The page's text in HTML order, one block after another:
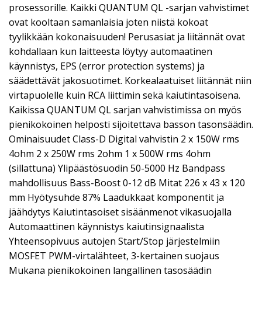
prosessorille. Kaikki QUANTUM QL -sarjan vahvistimet
ovat kooltaan samanlaisia joten niistä kokoat
tyylikkään kokonaisuuden! Perusasiat ja liitännät ovat
kohdallaan kun laitteesta löytyy automaatinen
käynnistys, EPS (error protection systems) ja
säädettävät jakosuotimet. Korkealaatuiset liitännät niin
virtapuolelle kuin RCA liittimin sekä kaiutintasoisena.
Kaikissa QUANTUM QL sarjan vahvistimissa on myös
pienikokoinen helposti sijoitettava basson tasonsäädin.
Ominaisuudet Class-D Digital vahvistin 2 x 150W rms
4ohm 2 x 250W rms 2ohm 1 x 500W rms 4ohm
(sillattuna) Ylipäästösuodin 50-5000 Hz Bandpass
mahdollisuus Bass-Boost 0-12 dB Mitat 226 x 43 x 120
mm Hyötysuhde 87% Laadukkaat komponentit ja
jäähdytys Kaiutintasoiset sisäänmenot vikasuojalla
Automaattinen käynnistys kaiutinsignaalista
Yhteensopivuus autojen Start/Stop järjestelmiin
MOSFET PWM-virtalähteet, 3-kertainen suojaus
Mukana pienikokoinen langallinen tasosäädin